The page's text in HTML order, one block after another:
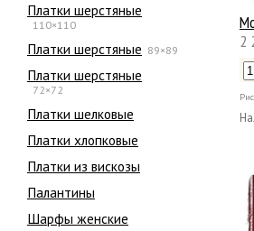
Платки шерстяные
110×110
Платки шерстяные 89×89
Платки шерстяные
72×72
Платки шелковые
Платки хлопковые
Платки из вискозы
Палантины
Шарфы женские
2